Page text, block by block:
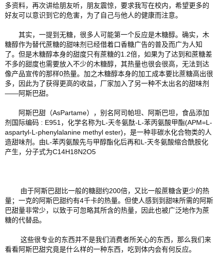
多资料，再次讲给朋友听，朋友震惊，要求我写在校内，希望更多的
好友可以意识到它的危害，为了自己与他人的健康而注意。
其实，一提到无糖，很多人可能第一个反应是木糖醇。确实，木
糖醇作为替代蔗糖的甜味剂已经借着口香糖广告的普及而广为人知
了。但是木糖醇本身的甜度只有蔗糖的1.2倍，如果为了达到和蔗糖差
不多的甜度也需要放入不少的木糖醇，其热量也很会很高，无法到达
像产品宣传的那样0热量。加之木糖醇本身的加工成本要比蔗糖高出很
多，因此为了获得更高的收益，厂家加入了另一种不太出名的甜味剂
——阿斯巴甜。
阿斯巴甜（AsPartame），别名阿司帕坦、阿斯巴坦，食品添加
剂国际编码 : E951，化学名称为L-天冬氨酞-L-苯丙氨酸甲酯(APM=L-
aspartyl-L-phenylalanine methyl ester)，是一种非碳水化合物类的人
造甜味剂。由L-苯丙氨酸先与甲醇酯化后再和L-天冬氨酸缩合酰胺化
产生，分子式为C14H18N2O5
由于阿斯巴甜比一般的糖甜约200倍，又比一般蔗糖含更少的热
量；一克的阿斯巴甜约有4千卡的热量。但使人感到到甜味所需的阿斯
巴甜量非常少，以致于可忽略其所含的热量，因此也被广泛地作为蔗
糖的代替品。
这些很专业的东西并不是我们消费者所关心的东西，那么我们来
看看阿斯巴甜究竟是什么样的一种东西，吃到体内会有何反应。